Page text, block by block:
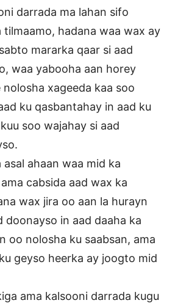
darrada ma lahan sifo
tilmaamo, hadana waa wax ay
mararka qaar si aad
waa yabooha aan horey
nolosha xageeda kaa soo
ku qasbantahay in aad ku
soo wajahay si aad
ahaan waa mid ka
cabsida aad wax ka
wax jira oo aan la hurayn
doonayso in aad daaha ka
oo nolosha ku saabsan, ama
geyso heerka ay joogto mid
ama kalsooni darrada kugu